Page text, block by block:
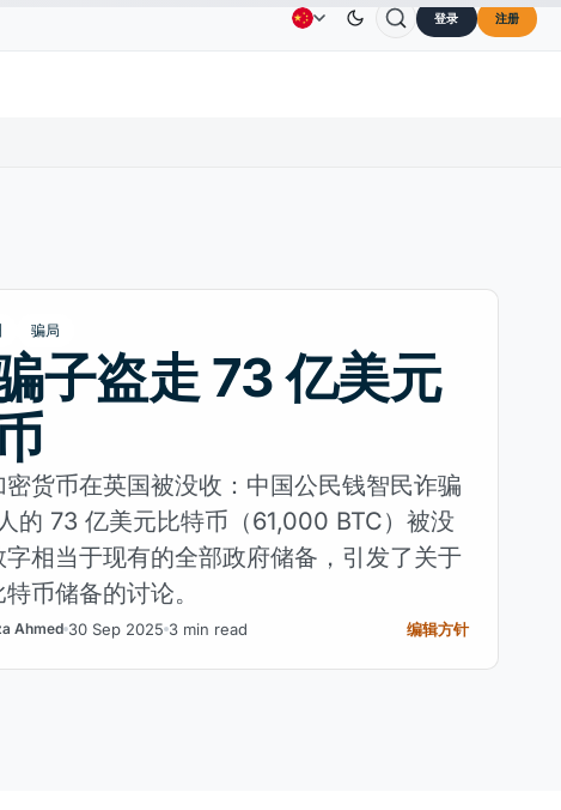
TRONTRXUS$0.3264↓0.30% Dogecoin DOGE
关于我们 登录 注册
骗局
子盗走 73 亿美元
货币在英国被没收：中国公民钱智民诈骗
的 73 亿美元比特币（61,000 BTC）被没
相当于现有的全部政府储备，引发了关于
币储备的讨论。
Ahmed 30 Sep 2025 3 min read 编辑方针